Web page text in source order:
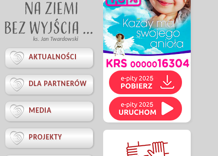
ks. Jan Twardowski
 AKTUALNOŚCI
 DLA PARTNERÓW
 MEDIA
 PROJEKTY